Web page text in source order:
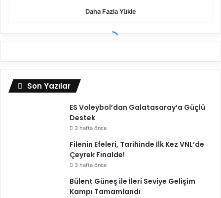
Daha Fazla Yükle
Son Yazılar
ES Voleybol’dan Galatasaray’a Güçlü
Destek
3 hafta önce
Filenin Efeleri, Tarihinde İlk Kez VNL’de
Çeyrek Finalde!
3 hafta önce
Bülent Güneş ile İleri Seviye Gelişim
Kampı Tamamlandı